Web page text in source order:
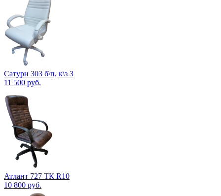
Сатурн 303 б\п, к\з 3
11 500 руб.
Атлант 727 ТК R10
10 800 руб.